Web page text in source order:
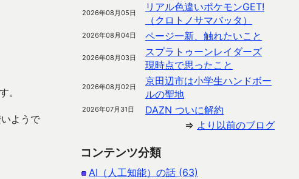
。
ようで
2026年08月05日
リアル色違いポケモンGET!
（クロトノサマバッタ）
2026年08月04日 ページ一新、触れたいこと
2026年08月03日
スプラトゥーンレイダーズ
現時点で思ったこと
2026年08月02日
京田辺市は小学生ハンドボー
ルの聖地
2026年07月31日
DAZN ついに解約
⇒ より以前のブログ
コンテンツ分類
AI（人工知能）の話 (63)